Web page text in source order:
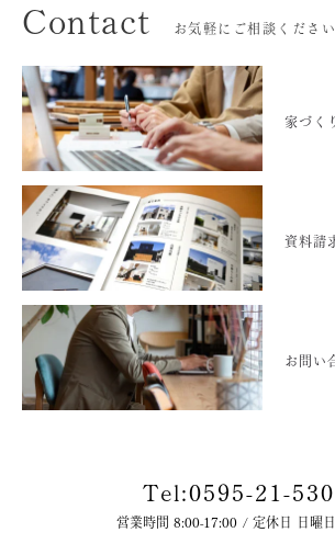
Contact お気軽にご相談ください
家づく
資料請
お問い
Tel:0595-21-
営業時間 8:00-17:00 / 定休日 日曜